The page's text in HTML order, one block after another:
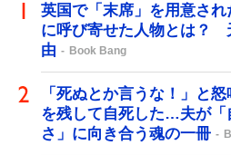
英国で「末席」を用意され
に呼び寄せた人物とは？
由
Book Bang
「死ぬとか言うな！」と
を残して自死した…夫が「
さ」に向き合う魂の一冊